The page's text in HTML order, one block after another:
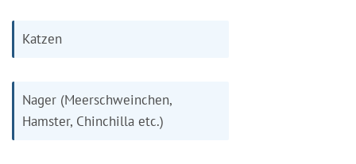
Katzen
Nager (Meerschweinchen,
Hamster, Chinchilla etc.)